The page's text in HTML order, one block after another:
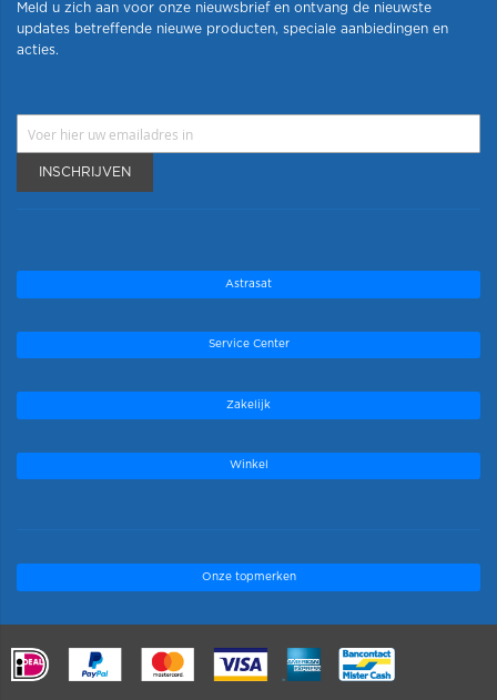
Meld u zich aan voor onze nieuwsbrief en ontvang de nieuwste
updates betreffende nieuwe producten, speciale aanbiedingen en
acties.
INSCHRIJVEN
Astrasat
Service Center
Zakelijk
Winkel
Onze topmerken
.